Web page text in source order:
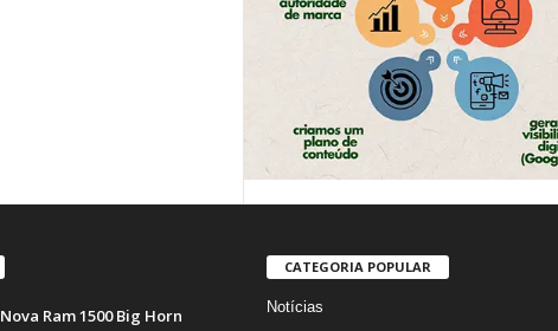
Nova Ram 1500 Big Horn
CATEGORIA POPULAR
Notícias